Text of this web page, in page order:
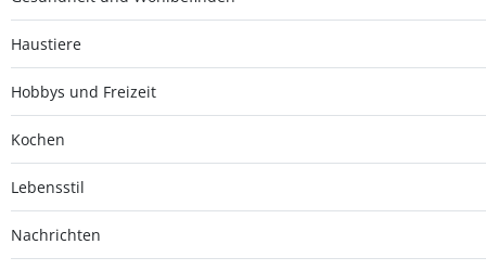
Haustiere
Hobbys und Freizeit
Kochen
Lebensstil
Nachrichten